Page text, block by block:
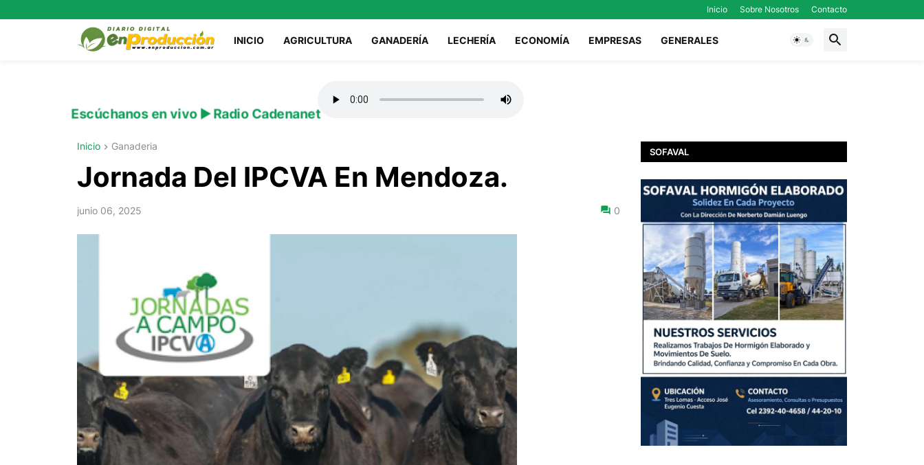
Inicio Sobre Nosotros Contacto
INICIO AGRICULTURA GANADERÍA LECHERÍA ECONOMÍA EMPRESAS GENERALES
Escúchanos en vivo ▶️ Radio Cadenanet
Inicio Ganaderia
Jornada Del IPCVA En Mendoza.
junio 06, 2025 0
SOFAVAL